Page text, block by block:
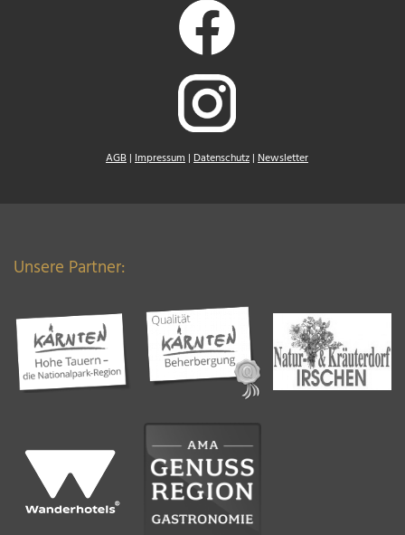
AGB | Impressum | Datenschutz | Newsletter
Unsere Partner: